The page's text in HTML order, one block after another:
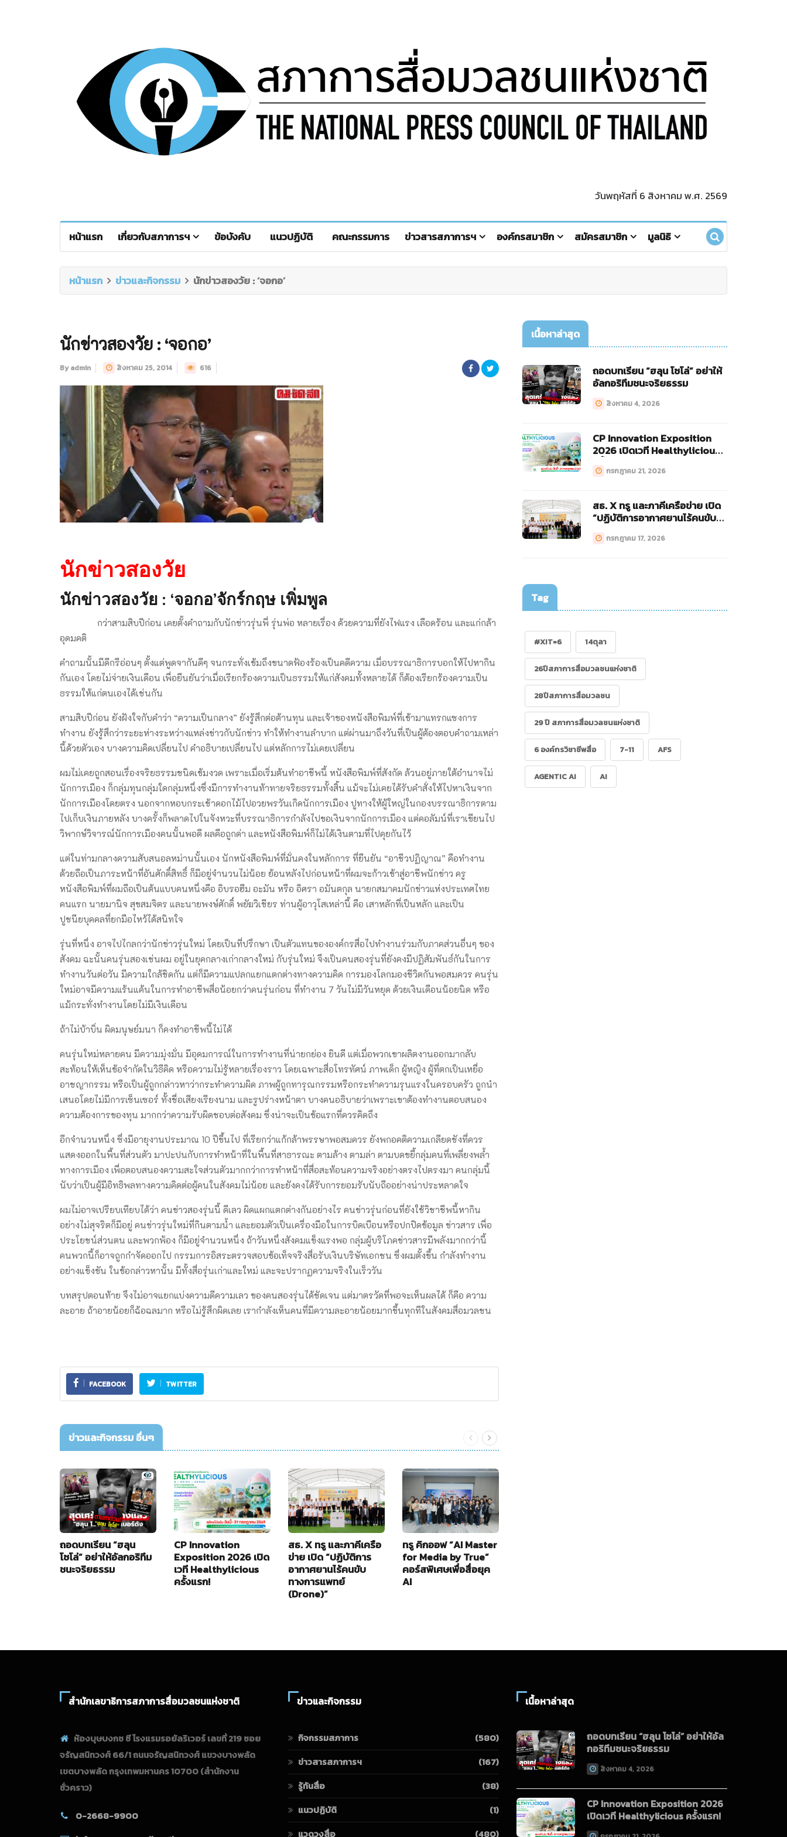
วันพฤหัสที่ 6 สิงหาคม พ.ศ. 2569
หน้าแรก เกี่ยวกับสภาการฯ ข้อบังคับ แนวปฏิบัติ คณะกรรมการ ข่าวสารสภาการฯ องค์กรสมาชิก สมัครสมาชิก มูลนิธิ
หน้าแรก ข่าวและกิจกรรม นักข่าวสองวัย : ‘จอกอ’
นักข่าวสองวัย : ‘จอกอ’
By admin สิงหาคม 25, 2014 616
นักข่าวสองวัย
นักข่าวสองวัย : ‘จอกอ’จักร์กฤษ เพิ่มพูล
กว่าสามสิบปีก่อน เคยตั้งคำถามกับนักข่าวรุ่นพี่ รุ่นพ่อ หลายเรื่อง ด้วยความที่ยังไฟแรง เลือดร้อน และแก่กล้า
อุดมคติ
คำถามนั้นมีดีกรีอ่อนๆ ตั้งแต่พูดจากันดีๆ จนกระทั่งเข้มถึงขนาดฟ้องร้องเป็นคดีความ เมื่อบรรณาธิการบอกให้ไปหากิน
กันเอง โดยไม่จ่ายเงินเดือน เพื่อยืนยันว่าเมื่อเรียกร้องความเป็นธรรมให้แก่สังคมทั้งหลายได้ ก็ต้องเรียกร้องความเป็น
ธรรมให้แก่ตนเองได้เช่นกัน
สามสิบปีก่อน ยังฝังใจกับคำว่า “ความเป็นกลาง” ยังรู้สึกต่อต้านทุน และเจ้าของหนังสือพิมพ์ที่เข้ามาแทรกแซงการ
ทำงาน ยังรู้สึกว่าระยะห่างระหว่างแหล่งข่าวกับนักข่าว ทำให้ทำงานลำบาก แต่ผ่านมาถึงวันที่เป็นผู้ต้องตอบคำถามเหล่า
นี้ด้วยตัวเอง บางความคิดเปลี่ยนไป คำอธิบายเปลี่ยนไป แต่หลักการไม่เคยเปลี่ยน
ผมไม่เคยถูกสอนเรื่องจริยธรรมชนิดเข้มงวด เพราะเมื่อเริ่มต้นทำอาชีพนี้ หนังสือพิมพ์ที่สังกัด ล้วนอยู่ภายใต้อำนาจไม่
นักการเมือง ก็กลุ่มทุนกลุ่มใดกลุ่มหนึ่งซึ่งมีการทำงานท้าทายจริยธรรมทั้งสิ้น แม้จะไม่เคยได้รับคำสั่งให้ไปหาเงินจาก
นักการเมืองโดยตรง นอกจากหอบกระเช้าดอกไม้ไปอวยพรวันเกิดนักการเมือง ปูทางให้ผู้ใหญ่ในกองบรรณาธิการตาม
ไปเก็บเงินภายหลัง บางครั้งก็พลาดไปในจังหวะที่บรรณาธิการกำลังไปขอเงินจากนักการเมือง แต่คอลัมน์ที่เราเขียนไป
วิพากษ์วิจารณ์นักการเมืองคนนั้นพอดี ผลคือถูกด่า และหนังสือพิมพ์ก็ไม่ได้เงินตามที่ไปคุยกันไว้
แต่ในท่ามกลางความสับสนอลหม่านนั้นเอง นักหนังสือพิมพ์ที่มั่นคงในหลักการ ที่ยืนยัน “อาชีวปฏิญาณ” คือทำงาน
ด้วยถือเป็นภาระหน้าที่อันศักดิ์สิทธิ์ ก็มีอยู่จำนวนไม่น้อย ย้อนหลังไปก่อนหน้าที่ผมจะก้าวเข้าสู่อาชีพนักข่าว ครู
หนังสือพิมพ์ที่ผมถือเป็นต้นแบบคนหนึ่งคือ อิบรอฮีม อะมัน หรือ อิศรา อมันตกุล นายกสมาคมนักข่าวแห่งประเทศไทย
คนแรก นายมานิจ สุขสมจิตร และนายพงษ์ศักดิ์ พยัฆวิเชียร ท่านผู้อาวุโสเหล่านี้ คือ เสาหลักที่เป็นหลัก และเป็น
ปูชนียบุคคลที่ยกมือไหว้ได้สนิทใจ
รุ่นที่หนึ่ง อาจไปไกลกว่านักข่าวรุ่นใหม่ โดยเป็นที่ปรึกษา เป็นตัวแทนขององค์กรสื่อไปทำงานร่วมกับภาคส่วนอื่นๆ ของ
สังคม ฉะนั้นคนรุ่นสองเช่นผม อยู่ในยุคกลางเก่ากลางใหม่ กับรุ่นใหม่ จึงเป็นคนสองรุ่นที่ยังคงมีปฏิสัมพันธ์กันในการ
ทำงานวันต่อวัน มีความใกล้ชิดกัน แต่ก็มีความแปลกแยกแตกต่างทางความคิด การมองโลกมองชีวิตกันพอสมควร คนรุ่น
ใหม่อาจมีความแร้นแค้นในการทำอาชีพสื่อน้อยกว่าคนรุ่นก่อน ที่ทำงาน 7 วันไม่มีวันหยุด ด้วยเงินเดือนน้อยนิด หรือ
แม้กระทั่งทำงานโดยไม่มีเงินเดือน
ถ้าไม่บ้าบิ่น ผิดมนุษย์มนา ก็คงทำอาชีพนี้ไม่ได้
คนรุ่นใหม่หลายคน มีความมุ่งมั่น มีอุดมการณ์ในการทำงานที่น่ายกย่อง ยินดี แต่เมื่อพวกเขาผลิตงานออกมากลับ
สะท้อนให้เห็นข้อจำกัดในวิธีคิด หรือความไม่รู้หลายเรื่องราว โดยเฉพาะสื่อโทรทัศน์ ภาพเด็ก ผู้หญิง ผู้ที่ตกเป็นเหยื่อ
อาชญากรรม หรือเป็นผู้ถูกกล่าวหาว่ากระทำความผิด ภาพผู้ถูกทารุณกรรมหรือกระทำความรุนแรงในครอบครัว ถูกนำ
เสนอโดยไม่มีการเซ็นเซอร์ ทั้งชื่อเสียงเรียงนาม และรูปร่างหน้าตา บางคนอธิบายว่าเพราะเขาต้องทำงานตอบสนอง
ความต้องการของทุน มากกว่าความรับผิดชอบต่อสังคม ซึ่งน่าจะเป็นข้อแรกที่ควรคิดถึง
อีกจำนวนหนึ่ง ซึ่งมีอายุงานประมาณ 10 ปีขึ้นไป ที่เรียกว่าแก้กล้าพรรษาพอสมควร ยังพกอคติความเกลียดชังที่ควร
แสดงออกในพื้นที่ส่วนตัว มาปะปนกับการทำหน้าที่ในพื้นที่สาธารณะ ตามล้าง ตามล่า ตามบดขยี้กลุ่มคนที่เพลี่ยงพล้ำ
ทางการเมือง เพื่อตอบสนองความสะใจส่วนตัวมากกว่าการทำหน้าที่สื่อสะท้อนความจริงอย่างตรงไปตรงมา คนกลุ่มนี้
นับว่าเป็นผู้มีอิทธิพลทางความคิดต่อผู้คนในสังคมไม่น้อย และยังคงได้รับการยอมรับนับถืออย่างน่าประหลาดใจ
ผมไม่อาจเปรียบเทียบได้ว่า คนข่าวสองรุ่นนี้ ดีเลว ผิดแผกแตกต่างกันอย่างไร คนข่าวรุ่นก่อนที่ยังใช้วิชาชีพนี้หากิน
อย่างไม่สุจริตก็มีอยู่ คนข่าวรุ่นใหม่ที่กินตามน้ำ และยอมตัวเป็นเครื่องมือในการบิดเบือนหรือปกปิดข้อมูล ข่าวสาร เพื่อ
ประโยชน์ส่วนตน และพวกพ้อง ก็มีอยู่จำนวนหนึ่ง ถ้าวันหนึ่งสังคมแข็งแรงพอ กลุ่มผู้บริโภคข่าวสารมีพลังมากกว่านี้
คนพวกนี้ก็อาจถูกกำจัดออกไป กรรมการอิสระตรวจสอบข้อเท็จจริงสื่อรับเงินบริษัทเอกชน ซึ่งผมตั้งขึ้น กำลังทำงาน
อย่างแข็งขัน ในข้อกล่าวหานั้น มีทั้งสื่อรุ่นเก่าและใหม่ และจะปรากฏความจริงในเร็ววัน
บทสรุปตอนท้าย จึงไม่อาจแยกแบ่งความดีความเลว ของคนสองรุ่นได้ชัดเจน แต่มาตรวัดที่พอจะเห็นผลได้ ก็คือ ความ
ละอาย ถ้าอายน้อยก็ฉ้อฉลมาก หรือไม่รู้สึกผิดเลย เรากำลังเห็นคนที่มีความละอายน้อยมากขึ้นทุกทีในสังคมสื่อมวลชน
FACEBOOK TWITTER
ข่าวและกิจกรรม อื่นๆ
ถอดบทเรียน “ฮลุน
โซโล่” อย่าให้อัลกอริทึม
ชนะจริยธรรม
CP Innovation
Exposition 2026 เปิด
เวที Healthylicious
ครั้งแรก!
สธ. X ทรู และภาคีเครือ
ข่าย เปิด “ปฏิบัติการ
อากาศยานไร้คนขับ
ทางการแพทย์
(Drone)”
ทรู คิกออฟ “AI Master
for Media by True”
คอร์สพิเศษเพื่อสื่อยุค
AI
เนื้อหาล่าสุด
ถอดบทเรียน “ฮลุน โซโล่” อย่าให้
อัลกอริทึมชนะจริยธรรม
สิงหาคม 4, 2026
CP Innovation Exposition
2026 เปิดเวที Healthylicious
กรกฎาคม 21, 2026
สธ. X ทรู และภาคีเครือข่าย เปิด
“ปฏิบัติการอากาศยานไร้คนขับ
กรกฎาคม 17, 2026
Tag
#XIT=6 14ตุลา
26ปีสภาการสื่อมวลชนแห่งชาติ
28ปีสภาการสื่อมวลชน
29 ปี สภาการสื่อมวลชนแห่งชาติ
6 องค์กรวิชาชีพสื่อ 7-11 AFS
AGENTIC AI AI
สำนักเลขาธิการสภาการสื่อมวลชนแห่งชาติ
ห้องบุษบงกช ซี โรงแรมรอยัลริเวอร์ เลขที่ 219 ซอย
จรัญสนิทวงศ์ 66/1 ถนนจรัญสนิทวงศ์ แขวงบางพลัด
เขตบางพลัด กรุงเทพมหานคร 10700(สำนักงาน
ชั่วคราว)
0-2668-9900
ข่าวและกิจกรรม
กิจกรรมสภาการ
(580)
ข่าวสารสภาการฯ
(167)
รู้ทันสื่อ
(38)
แนวปฏิบัติ
(1)
แวดวงสื่อ
(480)
เนื้อหาล่าสุด
ถอดบทเรียน “ฮลุน โซโล่” อย่าให้อัล
กอริทึมชนะจริยธรรม
สิงหาคม 4, 2026
CP Innovation Exposition 2026
เปิดเวที Healthylicious ครั้งแรก!